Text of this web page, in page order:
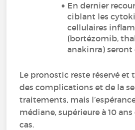
En dernier
ciblant les
cellulaires
(bortézomib,
anakinra) seront
Le pronostic reste réservé et
des complications et de la
traitements, mais
médiane, supérieure à 10
cas.